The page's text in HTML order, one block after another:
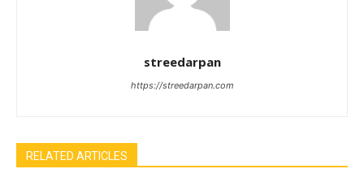
streedarpan
https://streedarpan.com
RELATED ARTICLES